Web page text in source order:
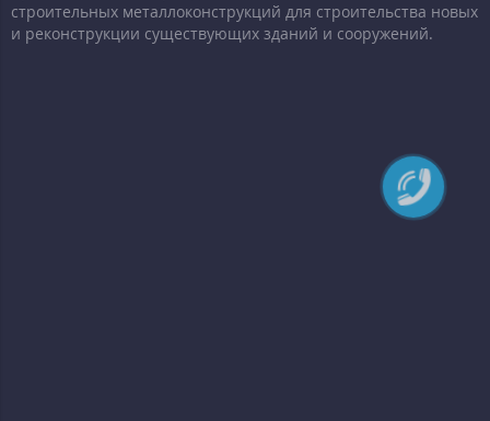
строительных металлоконструкций для строительства новых
и реконструкции существующих зданий и сооружений.